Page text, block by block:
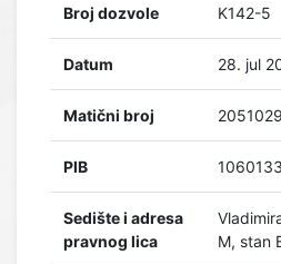
Broj dozvole K142-5
Datum 28. jul
Matični broj
PIB
Sedište i adresa
pravnog lica
M, stan